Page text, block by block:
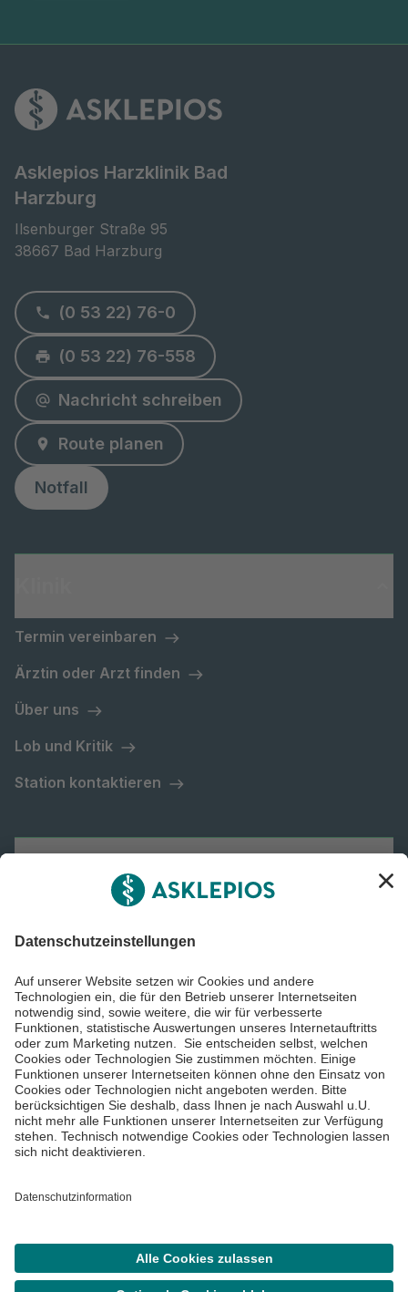
Asklepios Harzklinik Bad
Harzburg
Ilsenburger Straße 95
38667 Bad Harzburg
(0 53 22) 76-0
(0 53 22) 76-558
Nachricht schreiben
Route planen
Notfall
Termin vereinbaren
Ärztin oder Arzt finden
Über uns
Lob und Kritik
Station kontaktieren
Asklepios Gruppe
Impressum
©Asklepios Kliniken GmbH & Co. KGaA 2026